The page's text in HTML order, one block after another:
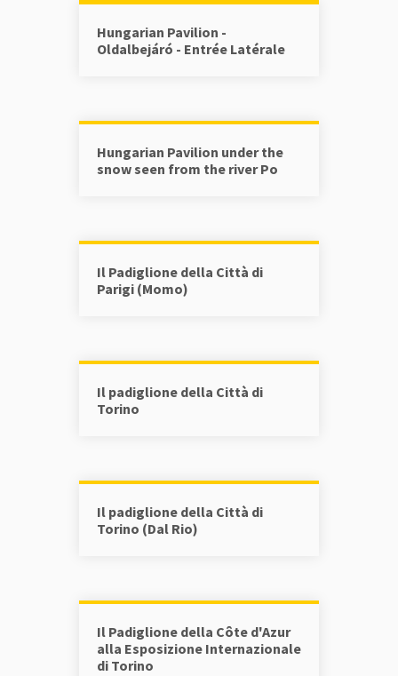
Hungarian Pavilion -
Oldalbejáró - Entrée Latérale
Hungarian Pavilion under the
snow seen from the river Po
Il Padiglione della Città di
Parigi (Momo)
Il padiglione della Città di
Torino
Il padiglione della Città di
Torino (Dal Rio)
Il Padiglione della Côte d'Azur
alla Esposizione Internazionale
di Torino